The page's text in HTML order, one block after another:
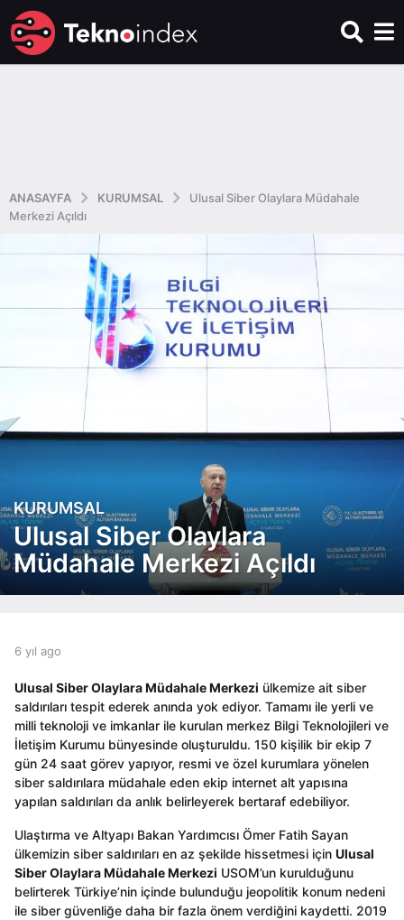
ANASAYFA KURUMSAL
Ulusal Siber Olaylara Müdahale
Merkezi Açıldı
6
y
ı
l
y
ı
a
g
KURUMSAL
Ulusal Siber Olaylara
Müdahale Merkezi Açıldı
b
e
d
i
t
o
r
6 yıl ago
ı
l
g
o
Ulusal Siber Olaylara Müdahale Merkezi ülkemize ait siber
saldırıları tespit ederek anında yok ediyor. Tamamı ile yerli ve
milli teknoloji ve imkanlar ile kurulan merkez Bilgi Teknolojileri ve
İletişim Kurumu bünyesinde oluşturuldu. 150 kişilik bir ekip 7
gün 24 saat görev yapıyor, resmi ve özel kurumlara yönelen
siber saldırılara müdahale eden ekip internet alt yapısına
yapılan saldırıları da anlık belirleyerek bertaraf edebiliyor.
Ulaştırma ve Altyapı Bakan Yardımcısı Ömer Fatih Sayan
ülkemizin siber saldırıları en az şekilde hissetmesi için Ulusal
Siber Olaylara Müdahale Merkezi USOM’un kurulduğunu
belirterek Türkiye’nin içinde bulunduğu jeopolitik konum nedeni
ile siber güvenliğe daha bir fazla önem verdiğini kaydetti. 2019